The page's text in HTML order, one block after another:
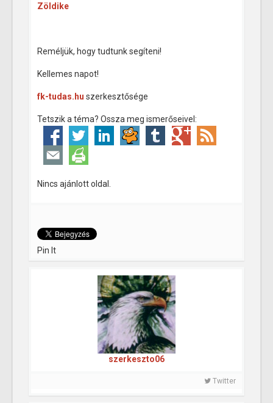
Zöldike
Reméljük, hogy tudtunk segíteni!
Kellemes napot!
fk-tudas.hu szerkesztősége
Tetszik a téma? Ossza meg ismerőseivel:
Nincs ajánlott oldal.
Pin It
szerkeszto06
Twitter